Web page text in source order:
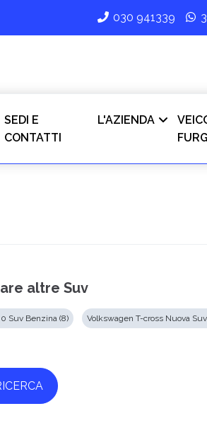
030 941339
SEDI E
CONTATTI
L'AZIENDA
altre Suv
Suv Benzina (8) Volkswagen T-cross Nuova